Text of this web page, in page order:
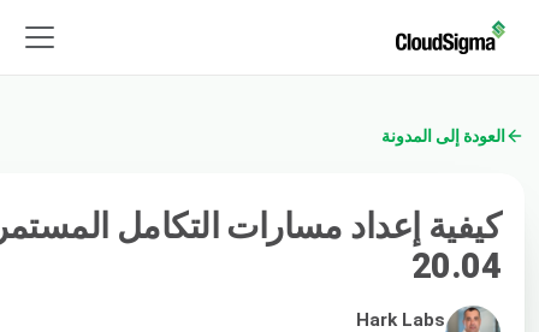
العودة إلى المدونة
20.04
Hark Labs